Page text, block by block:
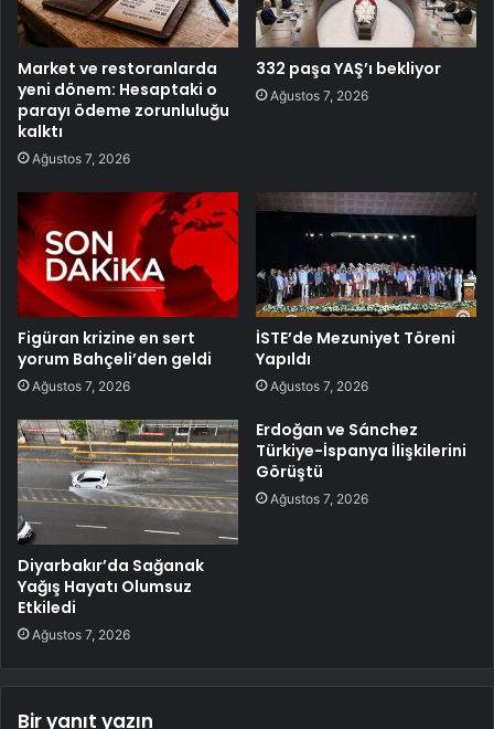
Market ve restoranlarda
yeni dönem: Hesaptaki o
parayı ödeme zorunluluğu
kalktı
Ağustos 7, 2026
332 paşa YAŞ’ı bekliyor
Ağustos 7, 2026
Figüran krizine en sert
yorum Bahçeli’den geldi
Ağustos 7, 2026
İSTE’de Mezuniyet Töreni
Yapıldı
Ağustos 7, 2026
Diyarbakır’da Sağanak
Yağış Hayatı Olumsuz
Etkiledi
Ağustos 7, 2026
Erdoğan ve Sánchez
Türkiye-İspanya İlişkilerini
Görüştü
Ağustos 7, 2026
Bir yanıt yazın